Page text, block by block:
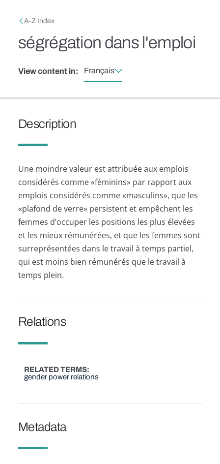
Breadcrumb
A-Z Index
ségrégation dans l'emploi
View content in: Français
Description
Une moindre valeur est attribuée aux emplois
considérés comme «féminins» par rapport aux
emplois considérés comme «masculins», que les
«plafond de verre» persistent et empêchent les
femmes d’occuper les positions les plus élevées
et les mieux rémunérées, et que les femmes sont
surreprésentées dans le travail à temps partiel,
qui est moins bien rémunérés que le travail à
temps plein.
Relations
RELATED TERMS
gender power relations
Metadata